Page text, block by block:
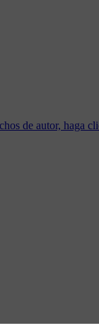
de autor, haga